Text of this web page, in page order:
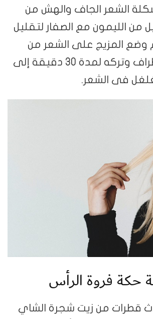
الشعر الجاف والهش من
من الليمون مع الصفار لتقليل
وضع المزيج على الشعر من
الجذور إلى الأطراف وتركه لمدة 30 دقيقة إلى
فى الشعر.
حكة فروة الرأس
قطرات من زيت شجرة الشاي